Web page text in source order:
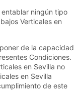
entablar ningún tipo
Verticales en
de la capacidad
Condiciones.
en Sevilla no
en Sevilla
de este